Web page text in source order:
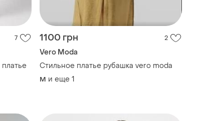
7 1100 грн 2
Vero Moda
Стильное платье рубашка vero moda
M и еще 1